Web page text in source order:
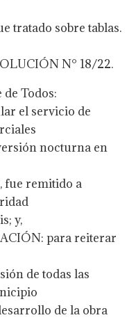
tratado sobre tablas.
N° 18/22.
Todos:
el servicio de
nocturna en
fue remitido a
y,
para reiterar
de todas las
de la obra